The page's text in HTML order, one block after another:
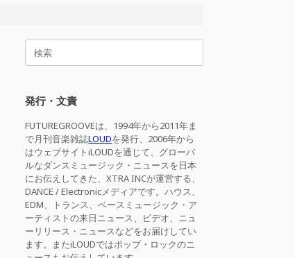
検
発行・文責
FUTUREGROOVEは、1994年から2011年ま
で月刊音楽雑誌LOUDを発行、2006年から
はウェブサイトiLOUDを通じて、グローバ
ルなダンスミュージック・ニュースを日本
にお伝えしてきた、XTRA INCが運営する、
DANCE / Electronicメディアです。ハウス、
EDM、トランス、ベースミュージック・ア
ーティストの来日ニュース、ビデオ、ニュ
ーリリース・ニュースなどをお届けしてい
ます。またiLOUDではポップ・ロックのニ